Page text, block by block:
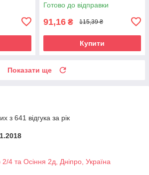
Готово до відправки
91,16 ₴ 115,39 ₴
Купити
Показати ще
з 641 відгука за рік
4 та Осіння 2д, Дніпро, Україна